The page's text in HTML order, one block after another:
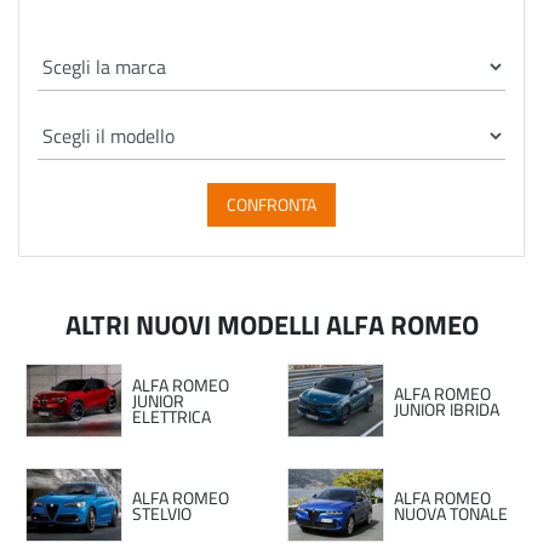
CONFRONTA
ALTRI NUOVI MODELLI ALFA ROMEO
ALFA ROMEO
JUNIOR
ELETTRICA
ALFA ROMEO
JUNIOR IBRIDA
ALFA ROMEO
STELVIO
ALFA ROMEO
NUOVA TONALE